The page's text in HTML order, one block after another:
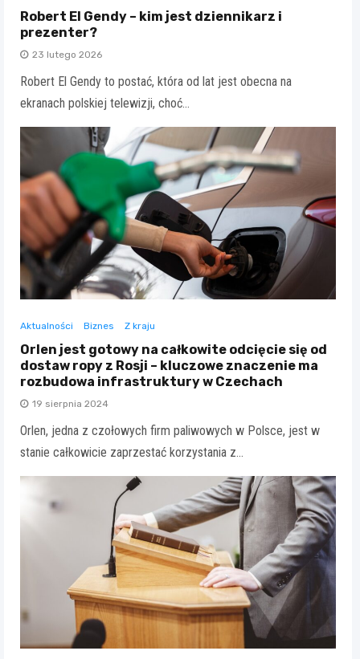
Robert El Gendy – kim jest dziennikarz i
prezenter?
23 lutego 2026
Robert El Gendy to postać, która od lat jest obecna na
ekranach polskiej telewizji, choć…
Aktualności Biznes Z kraju
Orlen jest gotowy na całkowite odcięcie się od
dostaw ropy z Rosji – kluczowe znaczenie ma
rozbudowa infrastruktury w Czechach
19 sierpnia 2024
Orlen, jedna z czołowych firm paliwowych w Polsce, jest w
stanie całkowicie zaprzestać korzystania z…